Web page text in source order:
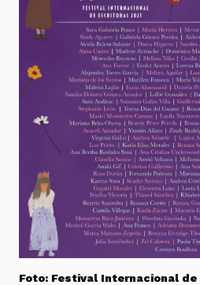
Foto: Festival Internacional de